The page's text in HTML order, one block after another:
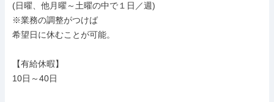
(日曜、他月曜～土曜の中で１日／週)
※業務の調整がつけば
希望日に休むことが可能。
【有給休暇】
10日～40日